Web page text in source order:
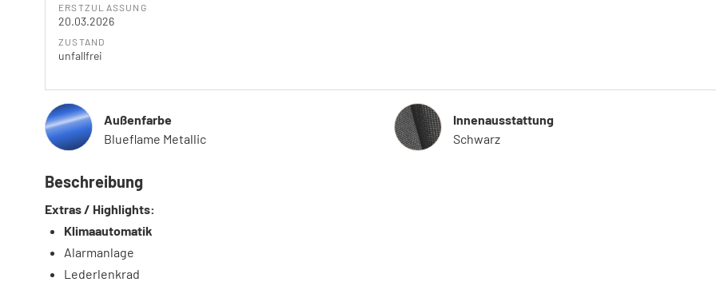
ERSTZULASSUNG
20.03.2026
ZUSTAND
unfallfrei
Außenfarbe
Blueflame Metallic
InnenausstattungInnenausstattung
Schwarz
Beschreibung
Extras / Highlights:
Klimaautomatik
Alarmanlage
Lederlenkrad